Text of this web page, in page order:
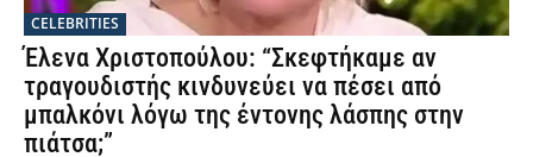
CELEBRITIES
Έλενα Χριστοπούλου: “Σκεφτήκαμε αν
τραγουδιστής κινδυνεύει να πέσει από
μπαλκόνι λόγω της έντονης λάσπης στην
πιάτσα;”